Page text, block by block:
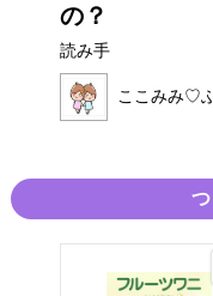
の？
読み手
ここみみ♡